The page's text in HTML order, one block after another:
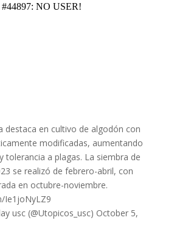
destaca en cultivo de algodón con
modificadas, aumentando
tolerancia a plagas. La siembra de
se realizó de febrero-abril, con
en octubre-noviembre.
Ie1joNyLZ9
usc (@Utopicos_usc) October 5,